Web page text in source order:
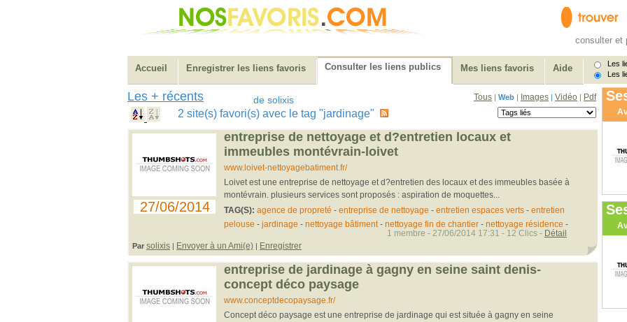
consulter et
Accueil Enregistrer les liens favoris Consulter les liens publics Mes liens favoris Aide
Les
Les
Les + récents de solixis Tous | Web | Images | Vidéo | Pdf
2 site(s) favori(s) avec le tag "jardinage"
27/06/2014
entreprise de nettoyage et d?entretien locaux et
immeubles montévrain-loivet
www.loivet-nettoyagebatiment.fr/
Loivet est une entreprise de nettoyage et d?entretien des locaux et des immeubles basée à
montévrain. plusieurs services sont proposés : aspiration de moquettes...
TAG(S): agence de propreté - entreprise de nettoyage - entretien espaces verts- entretien
pelouse - jardinage - nettoyage bâtiment- nettoyage fin de chantier- nettoyage résidence -
Par solixis | Envoyer à un Ami(e) | Enregistrer
1 membre - 27/06/2014 17:31 - 12 Clics - Détail
entreprise de jardinage à gagny en seine saint denis-
concept déco paysage
www.conceptdecopaysage.fr/
Concept déco paysage est une entreprise de jardinage qui est située à gagny en seine